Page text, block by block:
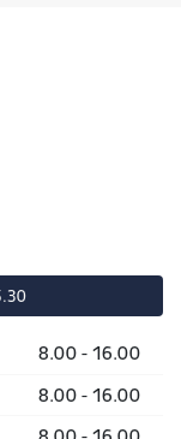
8.00 - 16.00
8.00 - 16.00